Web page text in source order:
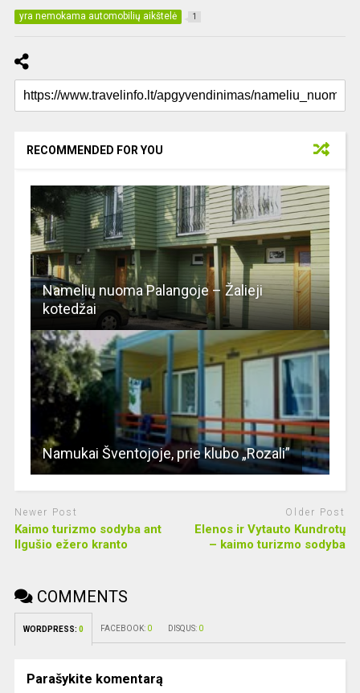
yra nemokama automobilių aikštelė 1
RECOMMENDED FOR YOU
Namelių nuoma Palangoje – Žalieji
kotedžai
Namukai Šventojoje, prie klubo „Rozali”
Newer Post
Kaimo turizmo sodyba ant
Ilgušio ežero kranto
Older Post
Elenos ir Vytauto Kundrotų
– kaimo turizmo sodyba
COMMENTS
WORDPRESS: 0 FACEBOOK: 0 DISQUS: 0
Parašykite komentarą